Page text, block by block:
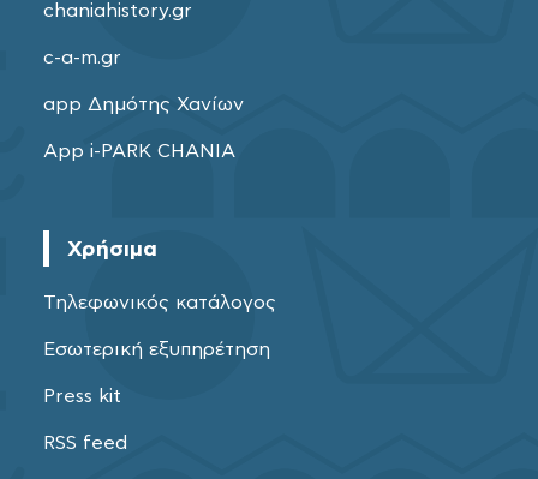
chaniahistory.gr
c-a-m.gr
app Δημότης Χανίων
App i-PARK CHANIA
Χρήσιμα
Τηλεφωνικός κατάλογος
Εσωτερική εξυπηρέτηση
Press kit
RSS feed